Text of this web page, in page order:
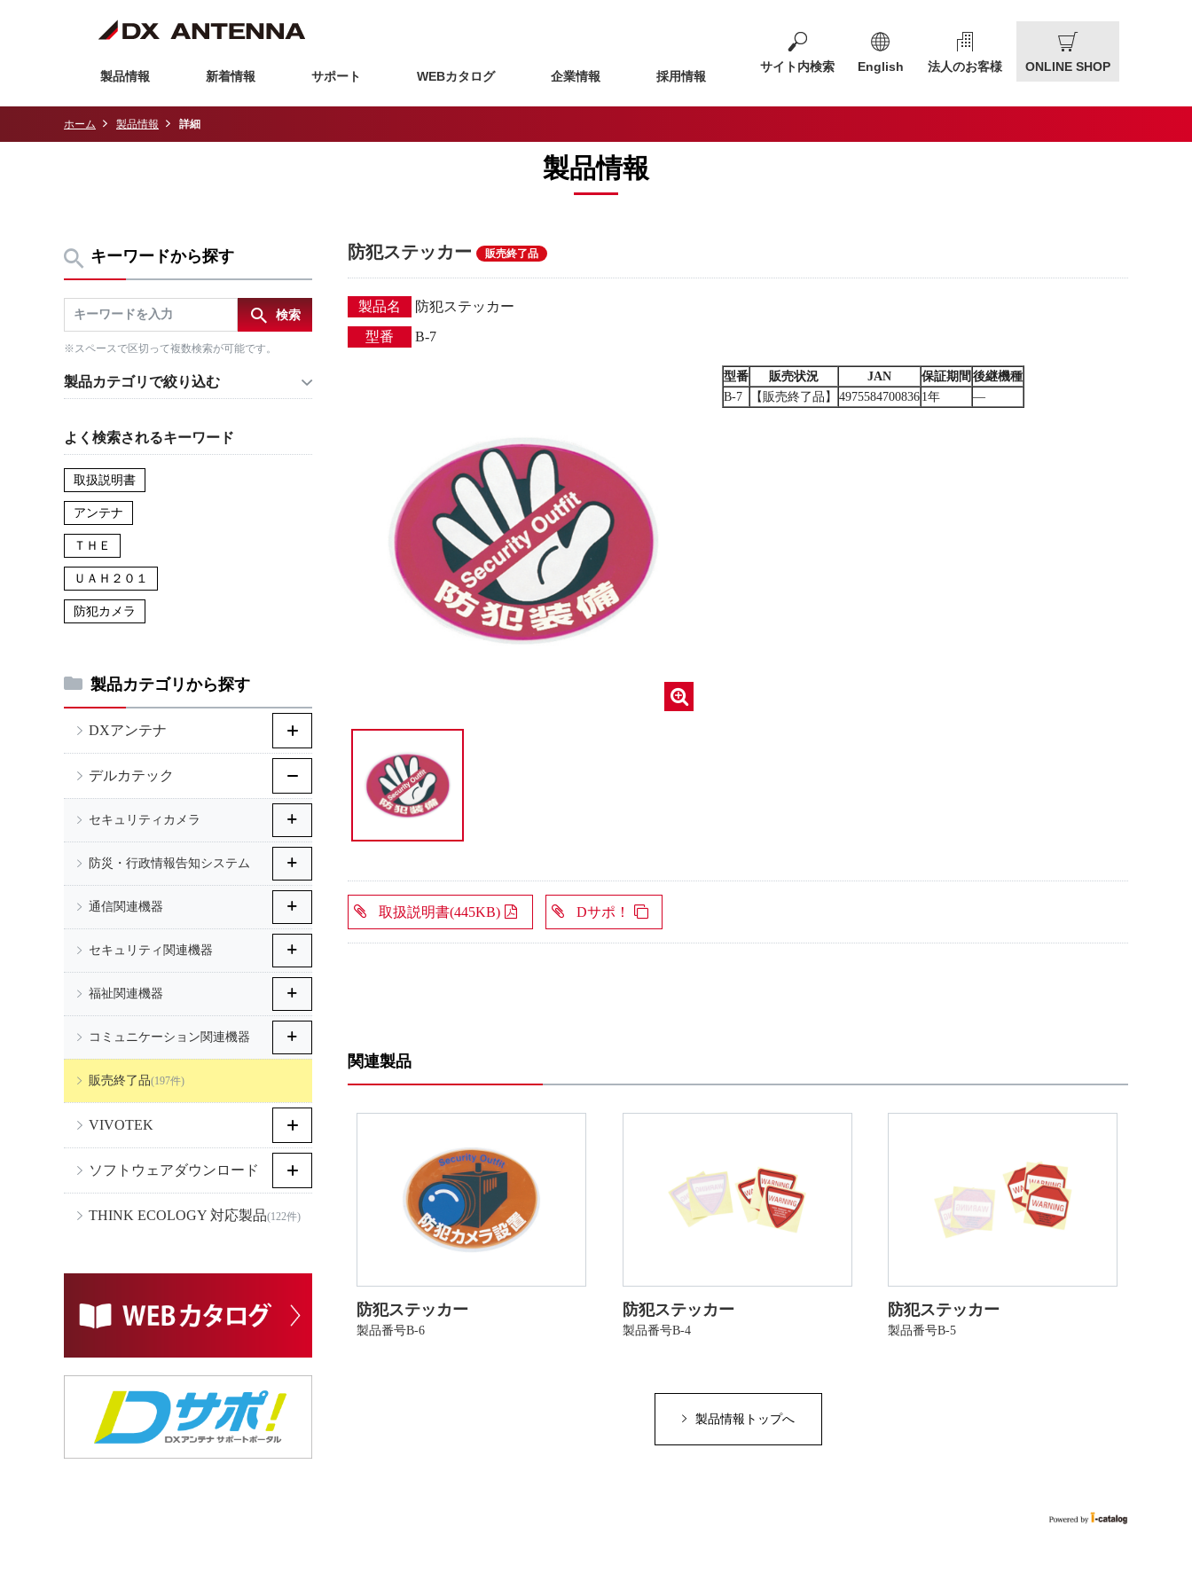
製品情報 新着情報 サポート WEBカタログ 企業情報 採用情報
サイト内検索 English 法人のお客様 ONLINE SHOP
ホーム 製品情報 詳細
製品情報
キーワードから探す
※スペースで区切って複数検索が可能です。
製品カテゴリで絞り込む
よく検索されるキーワード
取扱説明書
アンテナ
ＴＨＥ
ＵＡＨ２０１
防犯カメラ
製品カテゴリから探す
DXアンテナ
デルカテック
セキュリティカメラ
防災・行政情報告知システム
通信関連機器
セキュリティ関連機器
福祉関連機器
コミュニケーション関連機器
販売終了品(197件)
VIVOTEK
ソフトウェアダウンロード
THINK ECOLOGY 対応製品(122件)
防犯ステッカー 販売終了品
製品名
防犯ステッカー
型番
B-7
型番 販売状況 JAN 保証期間 後継機種
B-7
【販売終了品】 4975584700836 1年 ―
取扱説明書(445KB) Dサポ！
関連製品
防犯ステッカー
製品番号B-6
防犯ステッカー
製品番号B-4
防犯ステッカー
製品番号B-5
製品情報トップへ